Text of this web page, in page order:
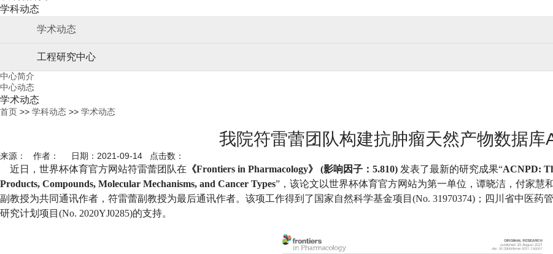
学科动态
学术动态
工程研究中心
中心简介
中心动态
学术动态
首页 >> 学科动态 >> 学术动态
我院符雷蕾团队构建抗肿瘤天然产物数据库
来源： 作者： 日期：2021-09-14 点击数：
近日，世界杯体育官方网站符雷蕾团队在 《Frontiers in Pharmacology》 (影响因子： 5.810) 发表了最新的研究成果“ACNPD:
Products, Compounds, Molecular Mechanisms, and Cancer Types” ，该论文以世界杯体育官方网站为第一单位，谭晓洁，付家
副教授为共同通讯作者，符雷蕾副教授为最后通讯作者。该项工作得到了国家自然科学基金项目 (No. 31970374) ；四川省中医药
研究计划项目 (No. 2020YJ0285)的支持。